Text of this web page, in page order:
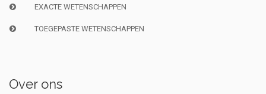
EXACTE WETENSCHAPPEN
TOEGEPASTE WETENSCHAPPEN
Over ons